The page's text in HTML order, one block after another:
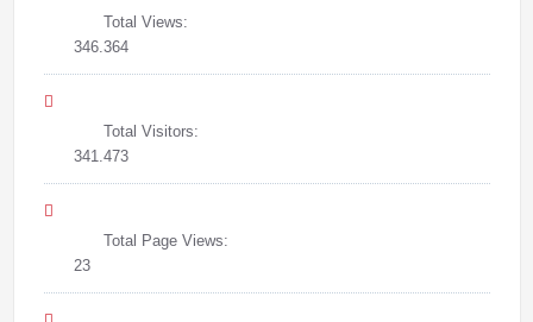
Total Views:
346.364
Total Visitors:
341.473
Total Page Views:
23